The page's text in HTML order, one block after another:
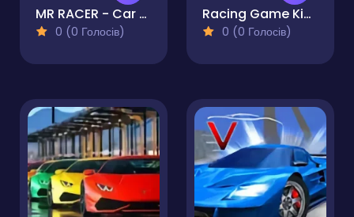
MR RACER - Car Racing
0 (0 Голосів)
Racing Game King HP
0 (0 Голосів)